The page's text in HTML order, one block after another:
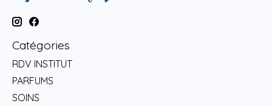
Catégories
RDV INSTITUT
PARFUMS
SOINS